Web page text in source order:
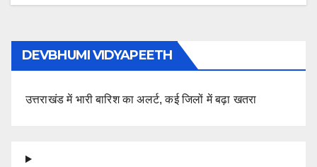
DEVBHUMI VIDYAPEETH
उत्तराखंड में भारी बारिश का अलर्ट, कई जिलों में बढ़ा खतरा